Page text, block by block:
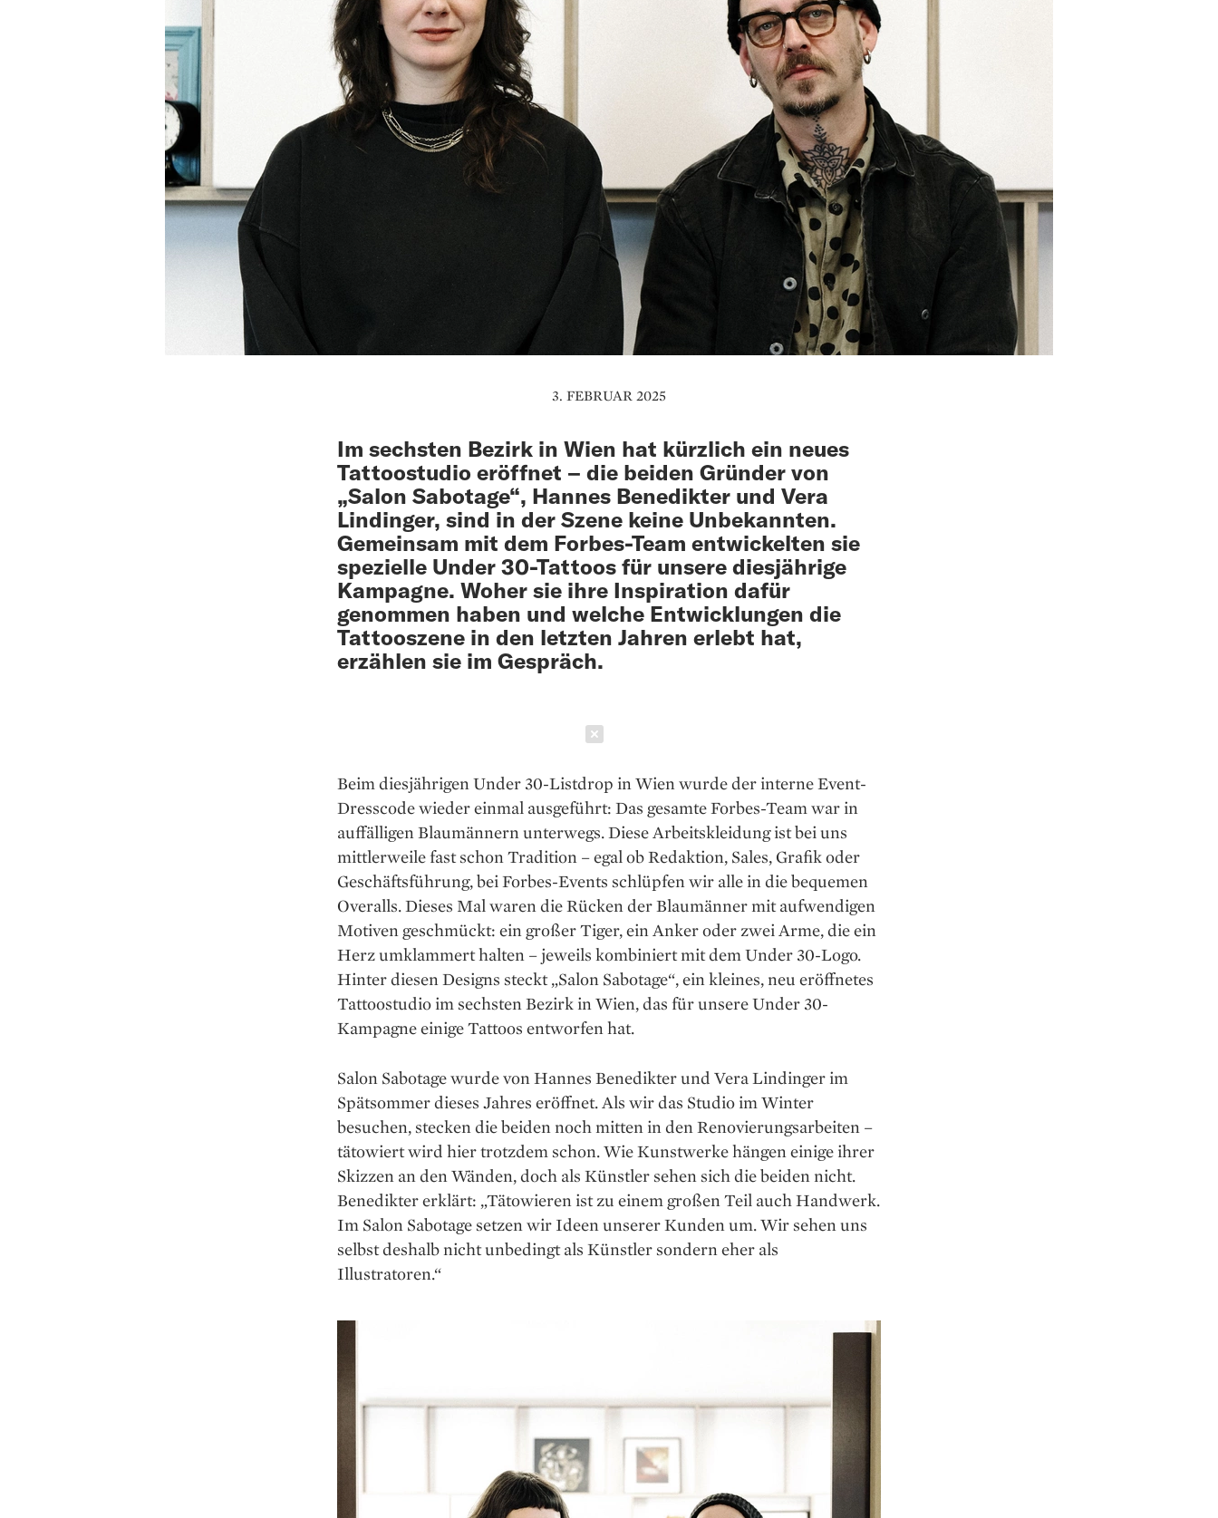
3. FEBRUAR 2025
Im sechsten Bezirk in Wien hat kürzlich ein neues
Tattoo­studio eröffnet – die beiden Gründer von
„Salon Sabotage“, Hannes Benedikter und Vera
Lindinger, sind in der Szene keine Unbekannten.
Gemeinsam mit dem Forbes-Team entwickelten sie
spezielle Under 30-Tattoos für unsere diesjährige
Kampagne. Woher sie ihre Inspiration dafür
genommen haben und welche Entwicklungen die
Tattoo­szene in den letzten Jahren erlebt hat,
erzählen sie im Gespräch.
Beim diesjährigen Under 30-Listdrop in Wien wurde der interne Event-
Dresscode wieder ­einmal ­ausgeführt: Das gesamte Forbes-­Team war in
auffälligen Blau­männern unterwegs. Diese Arbeitskleidung ist bei uns
mittlerweile fast schon Tradition – egal ob Redaktion, Sales, Grafik oder
Geschäfts­führung, bei Forbes-Events schlüpfen wir alle in die bequemen
Overalls. ­Dieses Mal waren die Rücken der ­Blaumänner mit aufwendigen
Motiven geschmückt: ein großer Tiger, ein Anker oder zwei Arme, die ein
Herz umklammert halten – jeweils kombiniert mit dem Under 30-Logo.
Hinter diesen Designs steckt ­„Salon Sabotage“, ein kleines, neu er­öffnetes
Tattoostudio im ­sechsten Bezirk in Wien, das für unsere Under 30-
Kampagne einige Tattoos entworfen hat.
Salon Sabotage wurde von Hannes Benedikter und Vera Lindinger im
Spätsommer dieses Jahres eröffnet. Als wir das Studio im Winter
besuchen, stecken die beiden noch mitten in den Renovierungsarbeiten –
tätowiert wird hier trotzdem schon. Wie Kunstwerke hängen einige ihrer
Skizzen an den Wänden, doch als Künstler sehen sich die beiden nicht.
Benedikter erklärt: „Tätowieren ist zu einem großen Teil auch Handwerk.
Im Salon Sabotage setzen wir Ideen unserer Kunden um. Wir sehen uns
selbst deshalb nicht unbedingt als Künstler sondern eher als
Illustratoren.“